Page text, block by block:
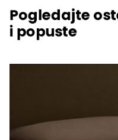
Pogledajte
i popuste